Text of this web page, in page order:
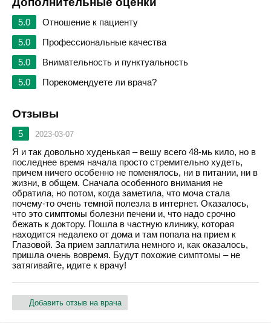
5.0
Отношение к пациенту
5.0
Профессиональные качества
5.0
Внимательность и пунктуальность
5.0
Порекомендуете ли врача?
Отзывы
5 2023-03-07
Я и так довольно худенькая – вешу всего 48-мь кило, но в
последнее время начала просто стремительно худеть,
причем ничего особенно не поменялось, ни в питании, ни в
жизни, в общем. Сначала особенного внимания не
обратила, но потом, когда заметила, что моча стала
почему-то очень темной полезла в интернет. Оказалось,
что это симптомы болезни печени и, что надо срочно
бежать к доктору. Пошла в частную клинику, которая
находится недалеко от дома и там попала на прием к
Глазовой. За прием заплатила немного и, как оказалось,
пришла очень вовремя. Будут похожие симптомы – не
затягивайте, идите к врачу!
Добавить отзыв на врача